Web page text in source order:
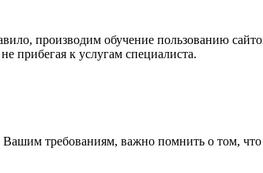
производим обучение пользованию
прибегая к услугам специалиста.
требованиям, важно помнить о том,